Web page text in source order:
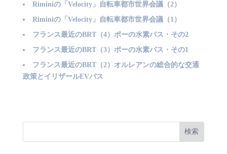
Riminiの「Velocity」自転車都市世界会議（2）
Riminiの「Velocity」自転車都市世界会議（1）
フランス最近のBRT（4）ポーの水素バス・その2
フランス最近のBRT（3）ポーの水素バス・その1
フランス最近のBRT（2）オルレアンの総合的な交通
政策とイリザールEVバス